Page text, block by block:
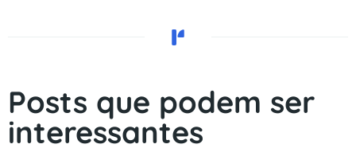
Posts que podem ser
interessantes